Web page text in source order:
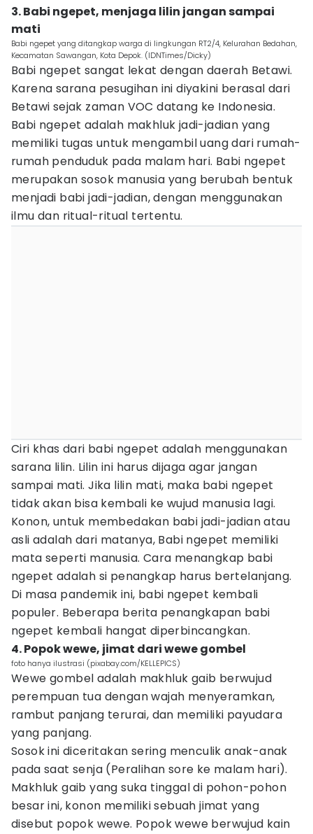
3. Babi ngepet, menjaga lilin jangan sampai
mati
Babi ngepet yang ditangkap warga di lingkungan RT2/4, Kelurahan Bedahan,
Kecamatan Sawangan, Kota Depok. (IDNTimes/Dicky)
Babi ngepet sangat lekat dengan daerah Betawi.
Karena sarana pesugihan ini diyakini berasal dari
Betawi sejak zaman VOC datang ke Indonesia.
Babi ngepet adalah makhluk jadi-jadian yang
memiliki tugas untuk mengambil uang dari rumah-
rumah penduduk pada malam hari. Babi ngepet
merupakan sosok manusia yang berubah bentuk
menjadi babi jadi-jadian, dengan menggunakan
ilmu dan ritual-ritual tertentu.
Ciri khas dari babi ngepet adalah menggunakan
sarana lilin. Lilin ini harus dijaga agar jangan
sampai mati. Jika lilin mati, maka babi ngepet
tidak akan bisa kembali ke wujud manusia lagi.
Konon, untuk membedakan babi jadi-jadian atau
asli adalah dari matanya, Babi ngepet memiliki
mata seperti manusia. Cara menangkap babi
ngepet adalah si penangkap harus bertelanjang.
Di masa pandemik ini, babi ngepet kembali
populer. Beberapa berita penangkapan babi
ngepet kembali hangat diperbincangkan.
4. Popok wewe, jimat dari wewe gombel
foto hanya ilustrasi (pixabay.com/KELLEPICS)
Wewe gombel adalah makhluk gaib berwujud
perempuan tua dengan wajah menyeramkan,
rambut panjang terurai, dan memiliki payudara
yang panjang.
Sosok ini diceritakan sering menculik anak-anak
pada saat senja (Peralihan sore ke malam hari).
Makhluk gaib yang suka tinggal di pohon-pohon
besar ini, konon memiliki sebuah jimat yang
disebut popok wewe. Popok wewe berwujud kain